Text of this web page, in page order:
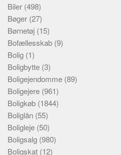
Biler (498)
Bøger (27)
Børnetøj (15)
Bofællesskab (9)
Bolig (1)
Boligbytte (3)
Boligejendomme (89)
Boligejere (961)
Boligkøb (1844)
Boliglån (55)
Boligleje (50)
Boligsalg (980)
Boligskat (12)